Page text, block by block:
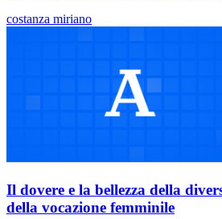
costanza miriano
Il dovere e la bellezza della
della vocazione femminile